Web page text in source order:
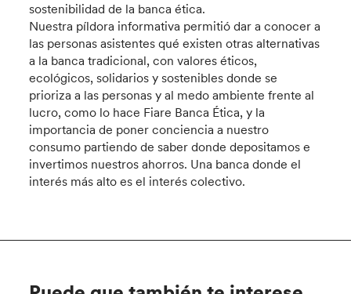
sostenibilidad de la banca ética.
Nuestra píldora informativa permitió dar a conocer a
las personas asistentes qué existen otras alternativas
a la banca tradicional, con valores éticos,
ecológicos, solidarios y sostenibles donde se
prioriza a las personas y al medo ambiente frente al
lucro, como lo hace Fiare Banca Ética, y la
importancia de poner conciencia a nuestro
consumo partiendo de saber donde depositamos e
invertimos nuestros ahorros. Una banca donde el
interés más alto es el interés colectivo.